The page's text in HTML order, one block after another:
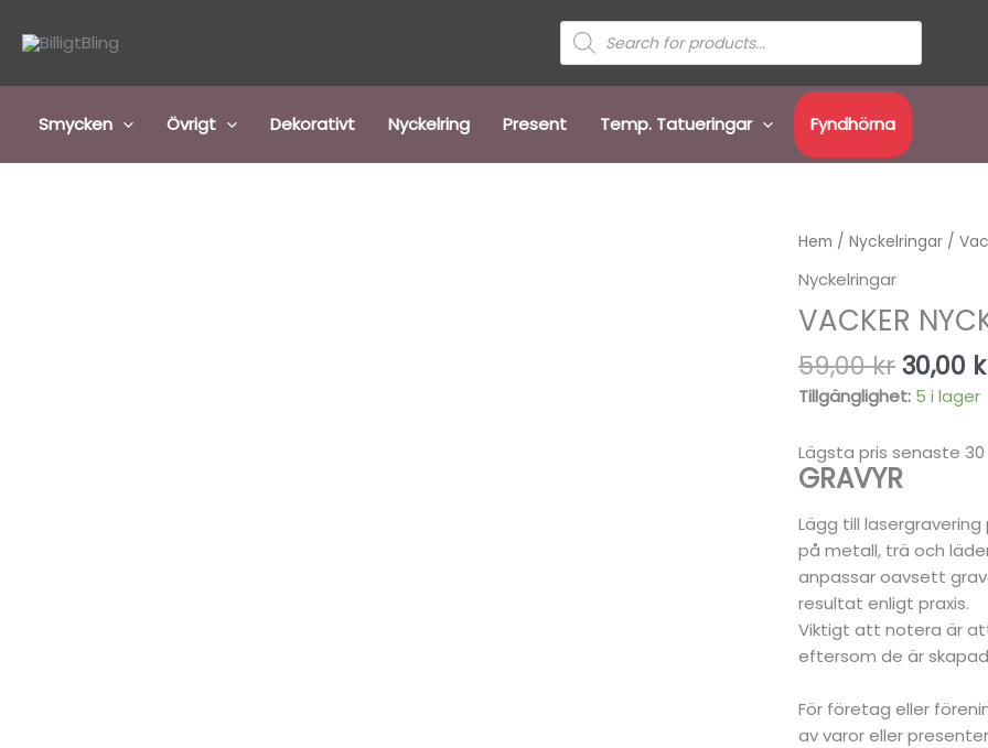
Sök
efter
produkter
Smycken Övrigt Dekorativt Nyckelring Present Temp. Tatueringar Fyndhörna
Hem /Nyckelringar /
Nyckelringar
VACKER
59,00kr
Det
var:
59,00
30,00
Tillgänglighet: 5 i lager
Lägsta pris senaste
GRAVYR
Lägg till
på metall, trä och
anpassar oavsett
resultat enligt praxis.
Viktigt att notera är
eftersom de är
För företag eller
av varor eller
Vacker
Bokstaven
Q